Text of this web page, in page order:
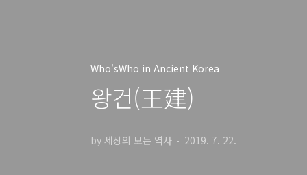
Who'sWho in Ancient Korea
왕건(王建)
by 세상의 모든 역사 2019. 7. 22.